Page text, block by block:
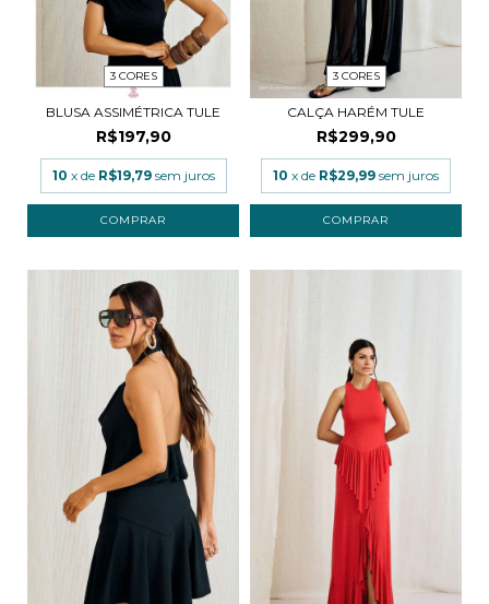
3 CORES
BLUSA ASSIMÉTRICA TULE
R$197,90
10 x de R$19,79 sem juros
COMPRAR
3 CORES
CALÇA HARÉM TULE
R$299,90
10 x de R$29,99 sem juros
COMPRAR